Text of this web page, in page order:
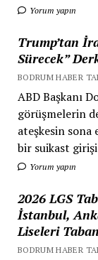
Yorum yapın
Trump’tan
Sürecek”
BODRUM HABER
ABD Başkanı
görüşmelerin
ateşkesin sona
bir suikast
Yorum yapın
2026 LGS
İstanbul,
Liseleri
BODRUM HABER